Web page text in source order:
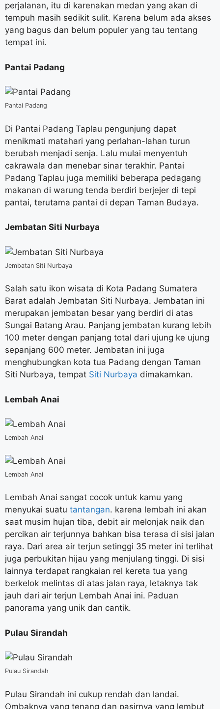
perjalanan, itu di karenakan medan yang akan di
tempuh masih sedikit sulit. Karena belum ada akses
yang bagus dan belum populer yang tau tentang
tempat ini.
Pantai Padang
Pantai Padang
Di Pantai Padang Taplau pengunjung dapat
menikmati matahari yang perlahan-lahan turun
berubah menjadi senja. Lalu mulai menyentuh
cakrawala dan menebar sinar terakhir. Pantai
Padang Taplau juga memiliki beberapa pedagang
makanan di warung tenda berdiri berjejer di tepi
pantai, terutama pantai di depan Taman Budaya.
Jembatan Siti Nurbaya
Jembatan Siti Nurbaya
Salah satu ikon wisata di Kota Padang Sumatera
Barat adalah Jembatan Siti Nurbaya. Jembatan ini
merupakan jembatan besar yang berdiri di atas
Sungai Batang Arau. Panjang jembatan kurang lebih
100 meter dengan panjang total dari ujung ke ujung
sepanjang 600 meter. Jembatan ini juga
menghubungkan kota tua Padang dengan Taman
Siti Nurbaya, tempat Siti Nurbaya dimakamkan.
Lembah Anai
Lembah Anai
Lembah Anai
Lembah Anai sangat cocok untuk kamu yang
menyukai suatu tantangan. karena lembah ini akan
saat musim hujan tiba, debit air melonjak naik dan
percikan air terjunnya bahkan bisa terasa di sisi jalan
raya. Dari area air terjun setinggi 35 meter ini terlihat
juga perbukitan hijau yang menjulang tinggi. Di sisi
lainnya terdapat rangkaian rel kereta tua yang
berkelok melintas di atas jalan raya, letaknya tak
jauh dari air terjun Lembah Anai ini. Paduan
panorama yang unik dan cantik.
Pulau Sirandah
Pulau Sirandah
Pulau Sirandah ini cukup rendah dan landai.
Ombaknya yang tenang dan pasirnya yang lembut